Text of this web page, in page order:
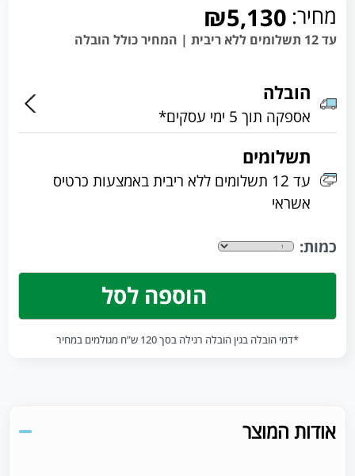
מחיר: ₪5,130
עד 12 תשלומים ללא ריבית | המחיר כולל הובלה
הובלה
אספקה תוך 5 ימי עסקים*
תשלומים
עד 12 תשלומים ללא ריבית באמצעות כרטיס
אשראי
כמות:
הוספה לסל
*דמי הובלה בגין הובלה רגילה בסך 120 ש”ח מגולמים במחיר
אודות המוצר